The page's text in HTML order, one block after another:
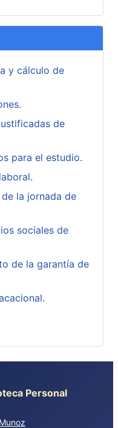
y cálculo de
de
para el estudio.
la jornada de
sociales de
de la garantía de
Personal